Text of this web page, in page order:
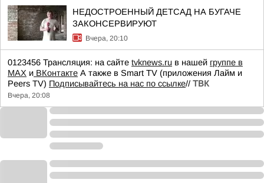
НЕДОСТРОЕННЫЙ ДЕТСАД НА БУГАЧЕ
ЗАКОНСЕРВИРУЮТ
Вчера, 20:10
0123456 Трансляция: на сайте tvknews.ru в нашей группе в
МАХ и ВКонтакте А также в Smart TV (приложения Лайм и
Peers TV) Подписывайтесь на нас по ссылке// ТВК
Вчера, 20:08